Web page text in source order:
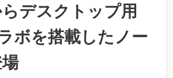
デスクトップ用
ボを搭載したノー
場